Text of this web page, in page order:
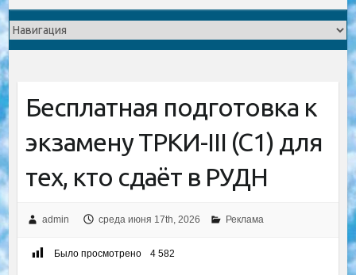
Бесплатная подготовка к
экзамену ТРКИ-III (C1) для
тех, кто сдаёт в РУДН
admin среда июня 17th, 2026 Реклама
Было просмотрено 4 582